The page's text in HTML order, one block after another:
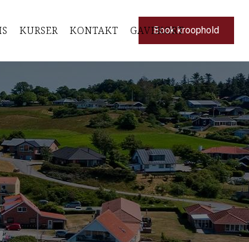
KURSER KONTAKT GAVEKORT
Book kroophold